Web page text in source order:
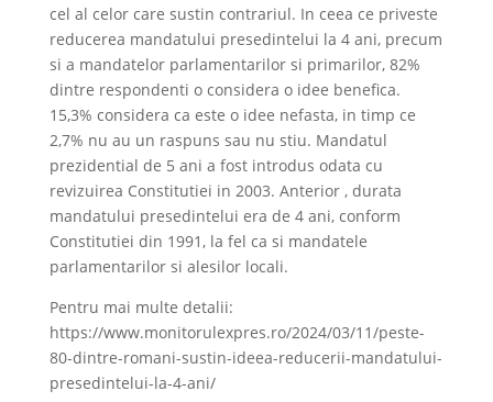
cel al celor care sustin contrariul. In ceea ce priveste
reducerea mandatului presedintelui la 4 ani, precum
si a mandatelor parlamentarilor si primarilor, 82%
dintre respondenti o considera o idee benefica.
15,3% considera ca este o idee nefasta, in timp ce
2,7% nu au un raspuns sau nu stiu. Mandatul
prezidential de 5 ani a fost introdus odata cu
revizuirea Constitutiei in 2003. Anterior , durata
mandatului presedintelui era de 4 ani, conform
Constitutiei din 1991, la fel ca si mandatele
parlamentarilor si alesilor locali.
Pentru mai multe detalii:
https://www.monitorulexpres.ro/2024/03/11/peste-
80-dintre-romani-sustin-ideea-reducerii-mandatului-
presedintelui-la-4-ani/